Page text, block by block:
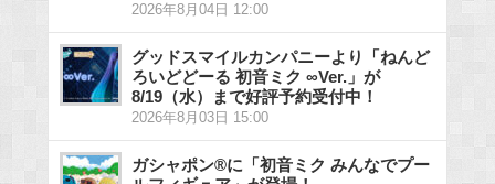
2026年8月04日 12:00
グッドスマイルカンパニーより「ねんど
ろいどどーる 初音ミク ∞Ver.」が
8/19（水）まで好評予約受付中！
2026年8月03日 15:00
ガシャポン®に「初音ミク みんなでプー